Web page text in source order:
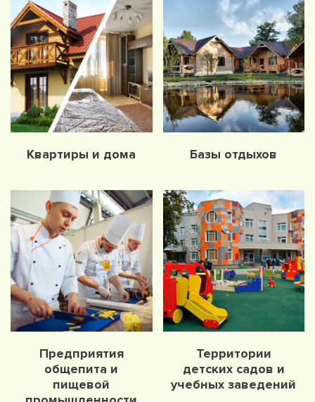
Квартиры и дома Базы отдыхов
Предприятия
общепита и
пищевой
Территории
детских садов и
учебных заведений